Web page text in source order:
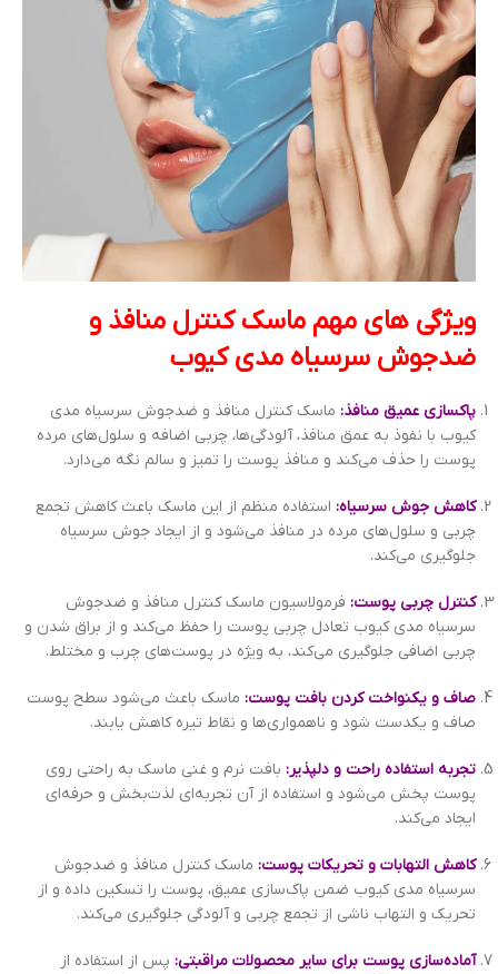
ویژگی های مهم ماسک کنترل منافذ و
ضدجوش سرسیاه مدی کیوب
پاکسازی عمیق منافذ: ماسک کنترل منافذ و ضدجوش سرسیاه مدی
کیوب با نفوذ به عمق منافذ، آلودگی‌ها، چربی اضافه و سلول‌های مرده
پوست را حذف می‌کند و منافذ پوست را تمیز و سالم نگه می‌دارد.
کاهش جوش سرسیاه: استفاده منظم از این ماسک باعث کاهش تجمع
چربی و سلول‌های مرده در منافذ می‌شود و از ایجاد جوش سرسیاه
جلوگیری می‌کند.
کنترل چربی پوست: فرمولاسیون ماسک کنترل منافذ و ضدجوش
سرسیاه مدی کیوب تعادل چربی پوست را حفظ می‌کند و از براق شدن و
چربی اضافی جلوگیری می‌کند، به ویژه در پوست‌های چرب و مختلط.
صاف و یکنواخت کردن بافت پوست: ماسک باعث می‌شود سطح پوست
صاف و یکدست شود و ناهمواری‌ها و نقاط تیره کاهش یابند.
تجربه استفاده راحت و دلپذیر: بافت نرم و غنی ماسک به راحتی روی
پوست پخش می‌شود و استفاده از آن تجربه‌ای لذت‌بخش و حرفه‌ای
ایجاد می‌کند.
کاهش التهابات و تحریکات پوست: ماسک کنترل منافذ و ضدجوش
سرسیاه مدی کیوب ضمن پاک‌سازی عمیق، پوست را تسکین داده و از
تحریک و التهاب ناشی از تجمع چربی و آلودگی جلوگیری می‌کند.
آماده‌سازی پوست برای سایر محصولات مراقبتی: پس از استفاده از